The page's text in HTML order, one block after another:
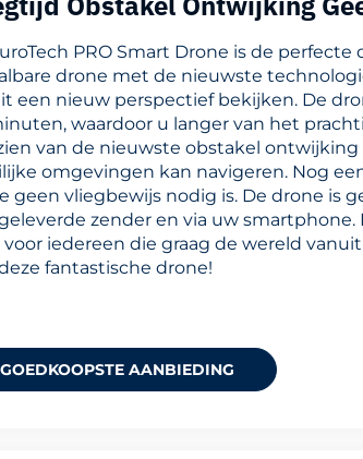
PRO Smart Drone is de
drone met de nieuwste
een nieuw perspectief bekijken. De
waardoor u langer van het
van de nieuwste obstakel
omgevingen kan navigeren. Nog
geen vliegbewijs nodig is. De drone is
zender en via uw smartphone.
voor iedereen die graag de wereld
fantastische drone!
GOEDKOOPSTE AANBIEDING